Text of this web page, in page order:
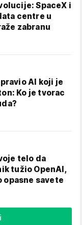
SpaceX i
centre u
zabranu
AI koji je
Ko je tvorac
telo da
tužio OpenAI,
opasne savete